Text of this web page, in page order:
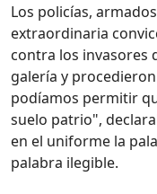
Los policías,
extraordinaria
contra los invasores
galería y
podíamos permitir
suelo patrio",
en el uniforme la
palabra ilegible.